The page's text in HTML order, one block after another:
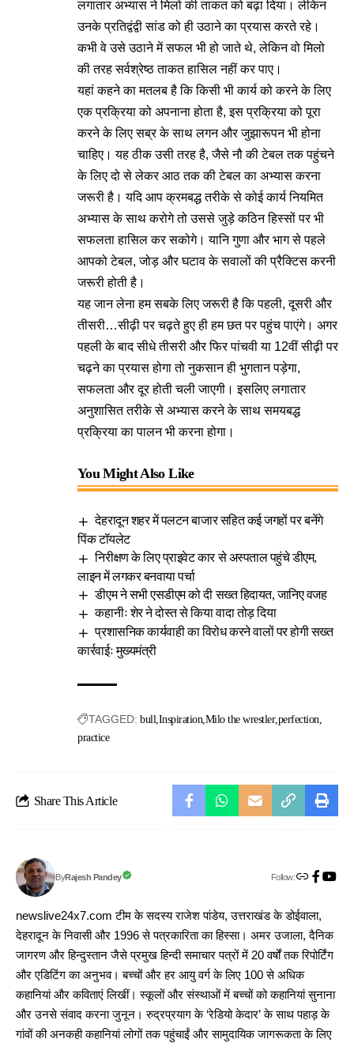
लगातार अभ्यास ने मिलो की ताकत को बढ़ा दिया। लेकिन
उनके प्रतिद्वंद्वी सांड को ही उठाने का प्रयास करते रहे।
कभी वे उसे उठाने में सफल भी हो जाते थे, लेकिन वो मिलो
की तरह सर्वश्रेष्ठ ताकत हासिल नहीं कर पाए।
यहां कहने का मतलब है कि किसी भी कार्य को करने के लिए
एक प्रक्रिया को अपनाना होता है, इस प्रक्रिया को पूरा
करने के लिए सब्र के साथ लगन और जुझारूपन भी होना
चाहिए। यह ठीक उसी तरह है, जैसे नौ की टेबल तक पहुंचने
के लिए दो से लेकर आठ तक की टेबल का अभ्यास करना
जरूरी है। यदि आप क्रमबद्ध तरीके से कोई कार्य नियमित
अभ्यास के साथ करोगे तो उससे जुड़े कठिन हिस्सों पर भी
सफलता हासिल कर सकोगे। यानि गुणा और भाग से पहले
आपको टेबल, जोड़ और घटाव के सवालों की प्रैक्टिस करनी
जरूरी होती है।
यह जान लेना हम सबके लिए जरूरी है कि पहली, दूसरी और
तीसरी…सीढ़ी पर चढ़ते हुए ही हम छत पर पहुंच पाएंगे। अगर
पहली के बाद सीधे तीसरी और फिर पांचवी या 12वीं सीढ़ी पर
चढ़ने का प्रयास होगा तो नुकसान ही भुगतान पड़ेगा,
सफलता और दूर होती चली जाएगी। इसलिए लगातार
अनुशासित तरीके से अभ्यास करने के साथ समयबद्ध
प्रक्रिया का पालन भी करना होगा।
You Might Also Like
देहरादून शहर में पलटन बाजार सहित कई जगहों पर बनेंगे
पिंक टॉयलेट
निरीक्षण के लिए प्राइवेट कार से अस्पताल पहुंचे डीएम,
लाइन में लगकर बनवाया पर्चा
डीएम ने सभी एसडीएम को दी सख्त हिदायत, जानिए वजह
कहानीः शेर ने दोस्त से किया वादा तोड़ दिया
प्रशासनिक कार्यवाही का विरोध करने वालों पर होगी सख्त
कार्रवाईः मुख्यमंत्री
TAGGED: bull Inspiration Milo the wrestler perfection
practice
Share This Article
ByRajesh Pandey Follow:
newslive24x7.com टीम के सदस्य राजेश पांडेय, उत्तराखंड के डोईवाला,
देहरादून के निवासी और 1996 से पत्रकारिता का हिस्सा। अमर उजाला, दैनिक
जागरण और हिन्दुस्तान जैसे प्रमुख हिन्दी समाचार पत्रों में 20 वर्षों तक रिपोर्टिंग
और एडिटिंग का अनुभव। बच्चों और हर आयु वर्ग के लिए 100 से अधिक
कहानियां और कविताएं लिखीं। स्कूलों और संस्थाओं में बच्चों को कहानियां सुनाना
और उनसे संवाद करना जुनून। रुद्रप्रयाग के ‘रेडियो केदार’ के साथ पहाड़ के
गांवों की अनकही कहानियां लोगों तक पहुंचाईं और सामुदायिक जागरूकता के लिए